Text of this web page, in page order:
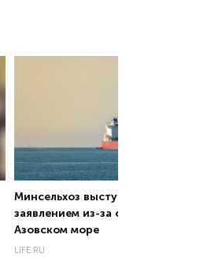
Минсельхоз выступил с
заявлением из-за ситуации в
Азовском море
LIFE.RU